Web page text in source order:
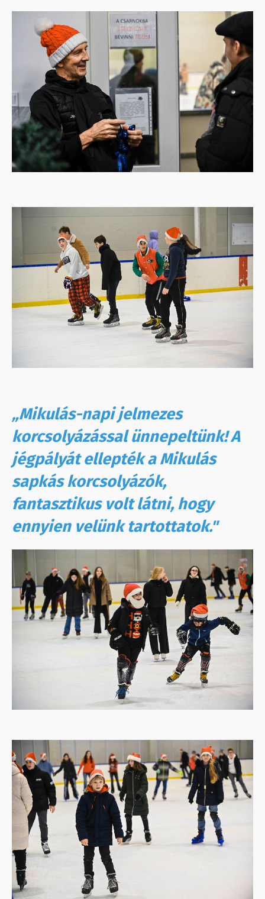
„Mikulás-napi jelmezes
korcsolyázással ünnepeltünk! A
jégpályát ellepték a Mikulás
sapkás korcsolyázók,
fantasztikus volt látni, hogy
ennyien velünk tartottatok."